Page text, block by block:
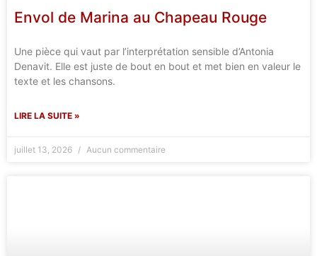
Envol de Marina au Chapeau Rouge
Une pièce qui vaut par l’interprétation sensible d’Antonia
Denavit. Elle est juste de bout en bout et met bien en valeur le
texte et les chansons.
LIRE LA SUITE »
juillet 13, 2026 Aucun commentaire